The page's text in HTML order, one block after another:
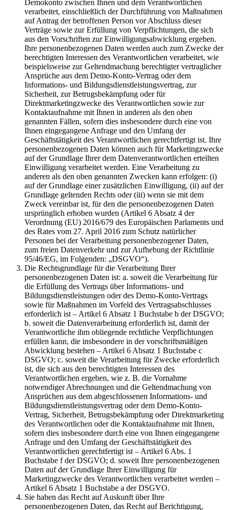
Demokonto zwischen Ihnen und dem Verantwortlichen
verarbeitet, einschließlich der Durchführung von Maßnahmen
auf Antrag der betroffenen Person vor Abschluss dieser
Verträge sowie zur Erfüllung von Verpflichtungen, die sich
aus den Vorschriften zur Einwilligungsabwicklung ergeben.
Ihre personenbezogenen Daten werden auch zum Zwecke der
berechtigten Interessen des Verantwortlichen verarbeitet, wie
beispielsweise zur Geltendmachung berechtigter vertraglicher
Ansprüche aus dem Demo-Konto-Vertrag oder dem
Informations- und Bildungsdienstleistungsvertrag, zur
Sicherheit, zur Betrugsbekämpfung oder für
Direktmarketingzwecke des Verantwortlichen sowie zur
Kontaktaufnahme mit Ihnen in anderen als den oben
genannten Fällen, sofern dies insbesondere durch eine von
Ihnen eingegangene Anfrage und den Umfang der
Geschäftstätigkeit des Verantwortlichen gerechtfertigt ist. Ihre
personenbezogenen Daten können auch für Marketingzwecke
auf der Grundlage Ihrer dem Datenverantwortlichen erteilten
Einwilligung verarbeitet werden. Eine Verarbeitung zu
anderen als den oben genannten Zwecken kann erfolgen: (i)
auf der Grundlage einer zusätzlichen Einwilligung, (ii) auf der
Grundlage geltenden Rechts oder (iii) wenn sie mit dem
Zweck vereinbar ist, für den die personenbezogenen Daten
ursprünglich erhoben wurden (Artikel 6 Absatz 4 der
Verordnung (EU) 2016/679 des Europäischen Parlaments und
des Rates vom 27. April 2016 zum Schutz natürlicher
Personen bei der Verarbeitung personenbezogener Daten,
zum freien Datenverkehr und zur Aufhebung der Richtlinie
95/46/EG, im Folgenden: „DSGVO“).
Die Rechtsgrundlage für die Verarbeitung Ihrer
personenbezogenen Daten ist: a. soweit die Verarbeitung für
die Erfüllung des Vertrags über Informations- und
Bildungsdienstleistungen oder des Demo-Konto-Vertrags
sowie für Maßnahmen im Vorfeld des Vertragsabschlusses
erforderlich ist – Artikel 6 Absatz 1 Buchstabe b der DSGVO;
b. soweit die Datenverarbeitung erforderlich ist, damit der
Verantwortliche ihm obliegende rechtliche Verpflichtungen
erfüllen kann, die insbesondere in der vorschriftsmäßigen
Abwicklung bestehen – Artikel 6 Absatz 1 Buchstabe c
DSGVO; c. soweit die Verarbeitung für Zwecke erforderlich
ist, die sich aus den berechtigten Interessen des
Verantwortlichen ergeben, wie z. B. die Vornahme
notwendiger Abrechnungen und die Geltendmachung von
Ansprüchen aus dem abgeschlossenen Informations- und
Bildungsdienstleistungsvertrag oder dem Demo-Konto-
Vertrag, Sicherheit, Betrugsbekämpfung oder Direktmarketing
des Verantwortlichen oder die Kontaktaufnahme mit Ihnen,
sofern dies insbesondere durch eine von Ihnen eingegangene
Anfrage und den Umfang der Geschäftstätigkeit des
Verantwortlichen gerechtfertigt ist – Artikel 6 Abs. 1
Buchstabe f der DSGVO; d. soweit Ihre personenbezogenen
Daten auf der Grundlage Ihrer Einwilligung für
Marketingzwecke des Verantwortlichen verarbeitet werden –
Artikel 6 Absatz 1 Buchstabe a der DSGVO.
Sie haben das Recht auf Auskunft über Ihre
personenbezogenen Daten, das Recht auf Berichtigung,